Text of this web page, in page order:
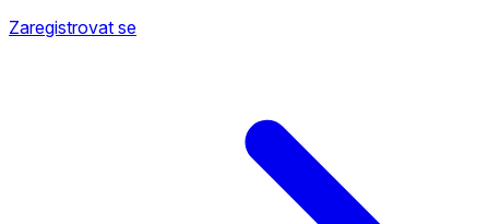
Zaregistrovat se